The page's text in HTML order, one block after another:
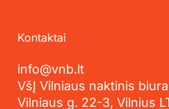
Kontaktai
info@vnb.lt
VšĮ Vilniaus naktinis
Vilniaus g. 22-3, Vilnius